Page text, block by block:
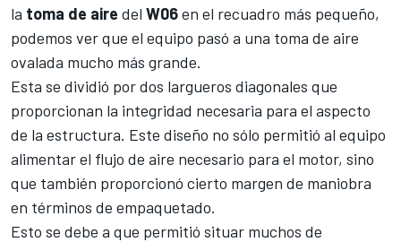
la toma de aire del W06en el recuadro más pequeño,
podemos ver que el equipo pasó a una toma de aire
ovalada mucho más grande.
Esta se dividió por dos largueros diagonales que
proporcionan la integridad necesaria para el aspecto
de la estructura. Este diseño no sólo permitió al equipo
alimentar el flujo de aire necesario para el motor, sino
que también proporcionó cierto margen de maniobra
en términos de empaquetado.
Esto se debe a que permitió situar muchos de